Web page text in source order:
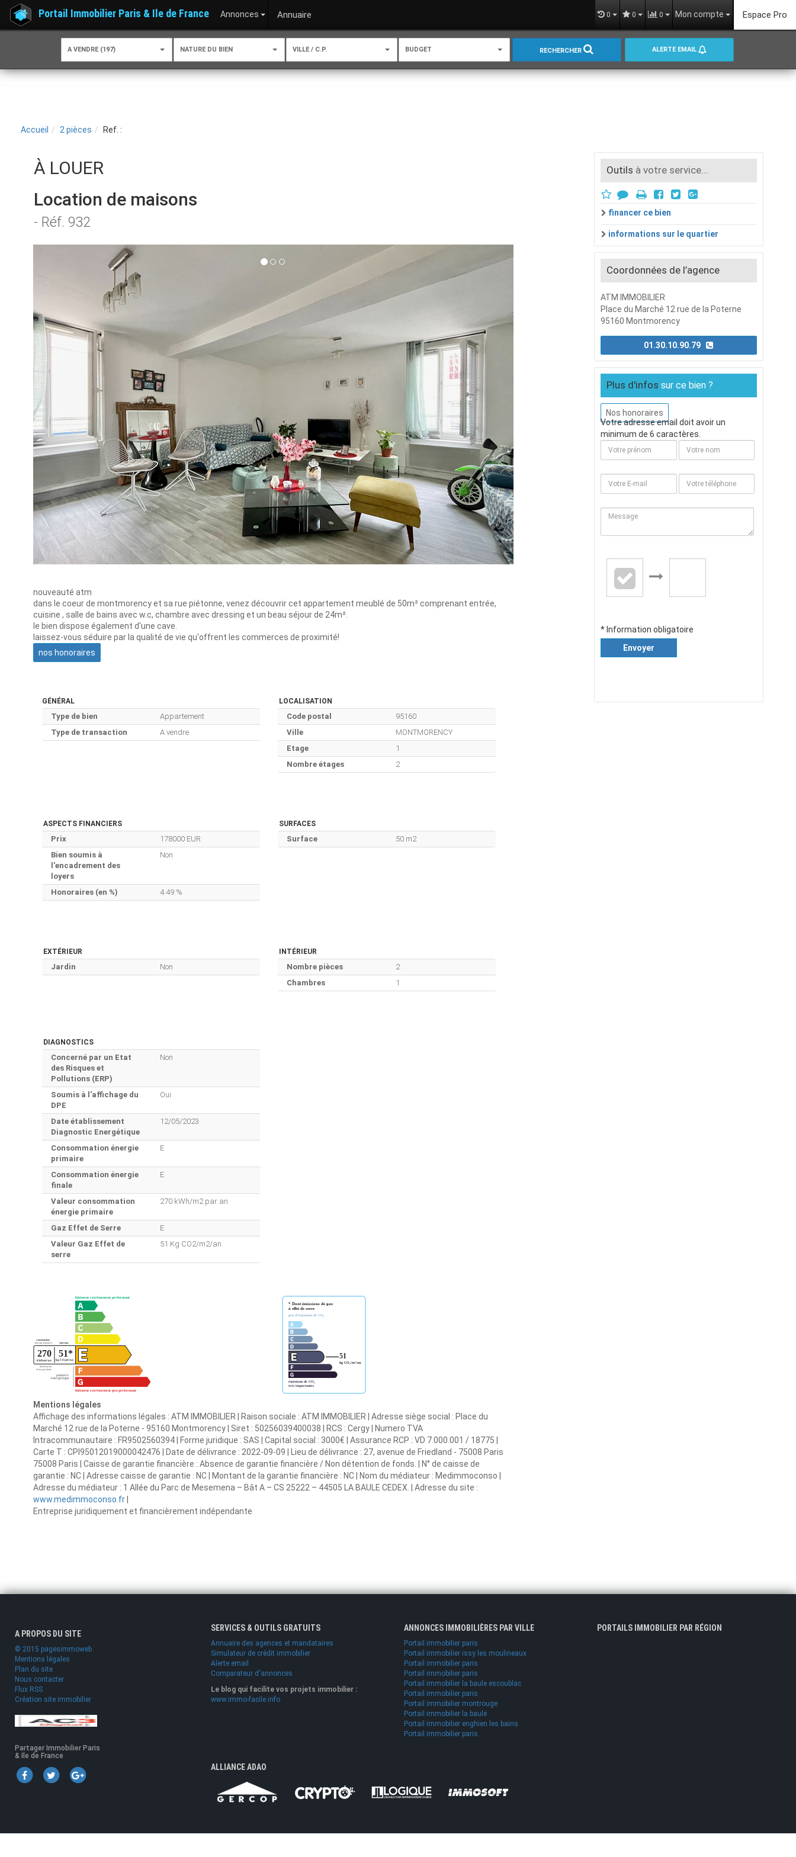
Portail Immobilier Paris & Ile de France Annonces Annuaire 0 0 0 Mon compte Espace Pro
A VENDRE (197) NATURE DU BIEN VILLE / C.P. BUDGET RECHERCHER ALERTE EMAIL
Accueil 2 pièces Ref. :
À LOUER
Location de maisons
- Réf. 932
nouveauté atm
dans le coeur de montmorency et sa rue piétonne, venez découvrir cet appartement meublé de 50m² comprenant entrée,
cuisine , salle de bains avec w.c, chambre avec dressing et un beau séjour de 24m².
le bien dispose également d'une cave.
laissez-vous séduire par la qualité de vie qu'offrent les commerces de proximité!
nos honoraires
GÉNÉRAL
Type de bien
Appartement
Type de transaction
A vendre
LOCALISATION
Code postal
95160
Ville
MONTMORENCY
Etage
1
Nombre étages
2
ASPECTS FINANCIERS
Prix
178000 EUR
Bien soumis à
l'encadrement des
loyers
Non
Honoraires (en %) 4.49 %
SURFACES
Surface 50 m2
EXTÉRIEUR
Jardin Non
INTÉRIEUR
Nombre pièces
2
Chambres
1
DIAGNOSTICS
Concerné par un Etat
des Risques et
Pollutions (ERP)
Non
Soumis à l'affichage du
DPE
Oui
Date établissement
Diagnostic Energétique
12/05/2023
Consommation énergie
primaire
E
Consommation énergie
finale
E
Valeur consommation
énergie primaire
270 kWh/m2 par an
Gaz Effet de Serre
E
Valeur Gaz Effet de
serre
51 Kg CO2/m2/an
Mentions légales
Affichage des informations légales : ATM IMMOBILIER | Raison sociale : ATM IMMOBILIER | Adresse siège social : Place du
Marché 12 rue de la Poterne - 95160 Montmorency | Siret : 50256039400038 | RCS : Cergy | Numero TVA
Intracommunautaire : FR9502560394 | Forme juridique : SAS | Capital social : 3000€ | Assurance RCP : VD 7.000.001 / 18775 |
Carte T : CPI95012019000042476 | Date de délivrance : 2022-09-09 | Lieu de délivrance : 27, avenue de Friedland - 75008 Paris
75008 Paris | Caisse de garantie financière : Absence de garantie financière / Non détention de fonds. | N° de caisse de
garantie : NC | Adresse caisse de garantie : NC | Montant de la garantie financière : NC | Nom du médiateur : Medimmoconso |
Adresse du médiateur : 1 Allée du Parc de Mesemena – Bât A – CS 25222 – 44505 LA BAULE CEDEX. | Adresse du site :
www.medimmoconso.fr|
Entreprise juridiquement et financièrement indépendante
Outils à votre service...
financer ce bien
informations sur le quartier
Coordonnées de l’agence
ATM IMMOBILIER
Place du Marché 12 rue de la Poterne
95160 Montmorency
01.30.10.90.79
Plus d'infos sur ce bien ?
Nos honoraires
Votre adresse email doit avoir un
minimum de 6 caractères.
* Information obligatoire
Envoyer
A PROPOS DU SITE
© 2015 pagesimmoweb
Mentions légales
Plan du site
Nous contacter
Flux RSS
Création site immobilier
Partager Immobilier Paris
& Ile de France
SERVICES & OUTILS GRATUITS
Annuaire des agences et mandataires
Simulateur de crédit immobilier
Alerte email
Comparateur d'annonces
Le blog qui facilite vos projets immobilier :
www.immo-facile.info
ANNONCES IMMOBILIÈRES PAR VILLE
Portail immobilier paris
Portail immobilier issy les moulineaux
Portail immobilier paris
Portail immobilier paris
Portail immobilier la baule escoublac
Portail immobilier paris
Portail immobilier montrouge
Portail immobilier la baule
Portail immobilier enghien les bains
Portail immobilier paris
ALLIANCE ADAO
PORTAILS IMMOBILIER PAR RÉGION